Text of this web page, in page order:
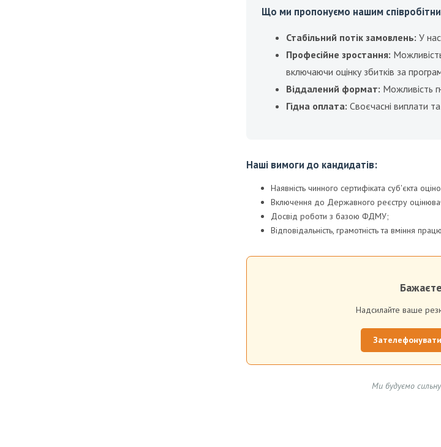
Що ми пропонуємо нашим
Стабільний потік замовлень: У
Професійне зростання:
включаючи оцінку збитків за
Віддалений формат: Можливість
Гідна оплата: Своєчасні виплати
Наші вимоги до кандидатів:
Наявність чинного сертифіката суб'єкта
Включення до Державного реєстру
Досвід роботи з базою ФДМУ;
Відповідальність, грамотність та вміння
Надсилайте ваше
Ми будуємо